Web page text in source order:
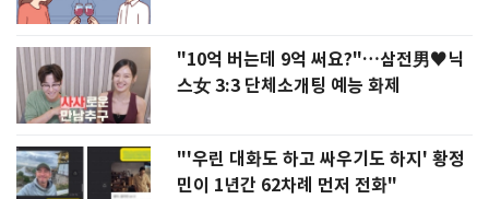
"10억 버는데 9억 써요?"…삼전男♥닉
스女 3:3 단체소개팅 예능 화제
"'우린 대화도 하고 싸우기도 하지' 황정
민이 1년간 62차례 먼저 전화"